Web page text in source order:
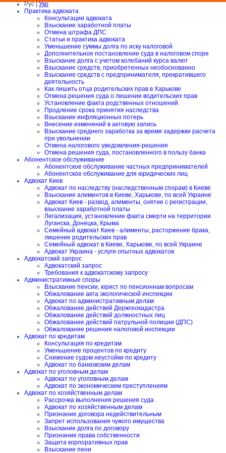
Рус |Укр
Практика адвоката
Консультации адвоката
Взыскание заработной платы
Отмена штрафа ДПС
Статьи и практика адвоката
Уменьшение суммы долга по иску налоговой
Дополнительное постановление суда в налоговом споре
Взыскание долга с учетом колебаний курса валют
Взыскание средств, приобретенных необоснованно
Взыскание средств с предпринимателя, прекратившего
деятельность
Как лишить отца родительских прав в Харькове
Отмена решения суда о лишении водительских прав
Установление факта родственных отношений
Продление срока принятия наследства
Взыскание инфляционных потерь
Внесение изменений в актовую запись
Взыскание среднего заработка за время задержки расчета
при увольнении
Отмена налогового уведомления-решения
Отмена решения суда, постановленного в пользу банка
Абонентское обслуживание
Абонентское обслуживание частных предпринимателей
Абонентское обслуживание для юридических лиц
Адвокат Киев
Адвокат по наследству (наследственным спорам) в Киеве
Взыскание алиментов в Киеве, Харькове, по всей Украине
Адвокат Киев - развод, алименты, снятие с регистрации,
взыскание заработной платы
Легализация, установление факта смерти на территории
Луганска, Донецка, Крыма
Семейный адвокат Киев - алименты, расторжение брака,
лишение родительских прав
Семейный адвокат в Киеве, Харькове, по всей Украине
Адвокат Украина - услуги опытных адвокатов
Адвокатский запрос
Адвокатский запрос
Требования к адвокатскому запросу
Административные споры
Взыскание пенсии, юрист по пенсионнам вопросам
Обжалование акта экологической инспекции
Адвокат по административным делам
Обжалование действий Держгеокадастра
Обжалование действий должностных лиц
Обжалование действий патрульной полиции (ДПС)
Обжалование решения налоговой инспекции
Адвокат по кредитам
Консультация по кредитам
Уменьшение процентов по кредиту
Снижение судом неустойки по кредиту
Адвокат по банковским делам
Адвокат по уголовным делам
Адвокат по уголовным делам
Адвокат по экономическим преступлениям
Адвокат по хозяйственным делам
Рассрочка выполнения решения суда
Адвокат по хозяйственным делам
Признание договора недействительным
Запрет использования чужого имущества
Взыскание долга по договору
Признание права собственности
Защита корпоративных прав
Взыскание пени